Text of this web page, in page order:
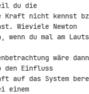
du die
Kraft nicht kennst
Wieviele Newton
wenn du mal am
wäre
den Einfluss
auf das System
einem